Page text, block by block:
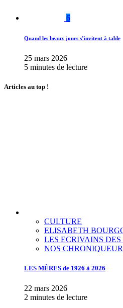
6
Quand les beaux jours s’invitent à table
25 mars 2026
5 minutes de lecture
Articles au top !
CULTURE
ELISABETH
LES ECRIVAINS
NOS
LES MÈRES de 1926 à 2026
22 mars 2026
2 minutes de lecture